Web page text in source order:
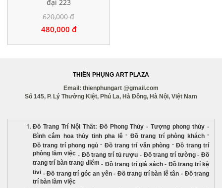
đại 223
620,000 đ
480,000 đ
THIÊN PHỤNG ART PLAZA
Email: thienphungart @gmail.com
Số 145, P. Lý Thường Kiệt, Phú La, Hà Đông, Hà Nội, Việt Nam
Đồ Trang Trí Nội Thất: Đồ Phong Thủy -Tượng phong thủy -
Bình cắm hoa thủy tinh pha lê- Đồ trang trí phòng khách-
Đồ trang trí phong ngủ- Đồ trang trí văn phòng -Đồ trang trí
phòng làm việc - Đồ trang trí tủ rượu - Đồ trang trí tường-Đồ
trang trí bàn trang điểm - Đồ trang trí giá sách- Đồ trang trí kệ
tivi -Đồ trang trí góc an yên- Đồ trang trí bàn lễ tân - Đồ trang
trí bàn làm việc